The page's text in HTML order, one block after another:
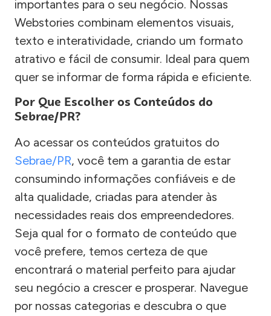
importantes para o seu negócio. Nossas
Webstories combinam elementos visuais,
texto e interatividade, criando um formato
atrativo e fácil de consumir. Ideal para quem
quer se informar de forma rápida e eficiente.
Por Que Escolher os Conteúdos do
Sebrae/PR?
Ao acessar os conteúdos gratuitos do
Sebrae/PR, você tem a garantia de estar
consumindo informações confiáveis e de
alta qualidade, criadas para atender às
necessidades reais dos empreendedores.
Seja qual for o formato de conteúdo que
você prefere, temos certeza de que
encontrará o material perfeito para ajudar
seu negócio a crescer e prosperar. Navegue
por nossas categorias e descubra o que